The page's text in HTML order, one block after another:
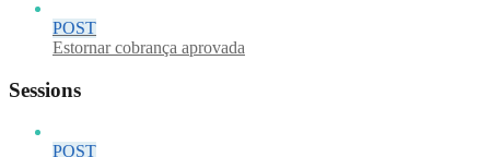
POST
Estornar cobrança aprovada
Sessions
POST